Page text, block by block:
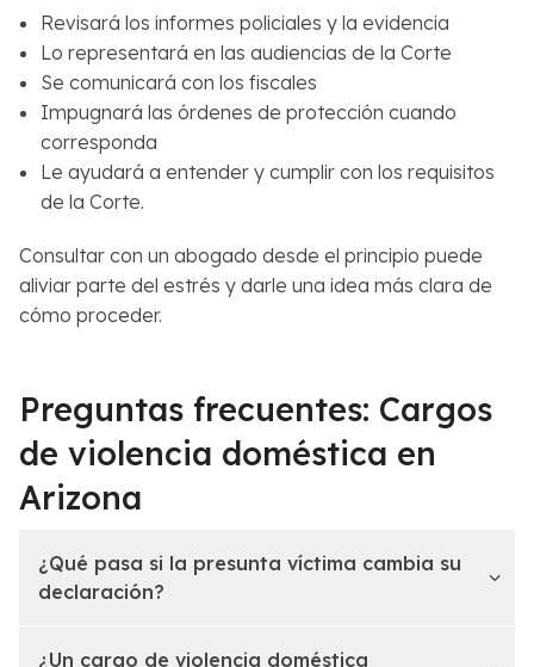
Revisará los informes policiales y la evidencia
Lo representará en las audiencias de la Corte
Se comunicará con los fiscales
Impugnará las órdenes de protección cuando
corresponda
Le ayudará a entender y cumplir con los requisitos
de la Corte.
Consultar con un abogado desde el principio puede
aliviar parte del estrés y darle una idea más clara de
cómo proceder.
Preguntas frecuentes: Cargos
de violencia doméstica en
Arizona
¿Qué pasa si la presunta víctima cambia su
declaración?
¿Un cargo de violencia doméstica